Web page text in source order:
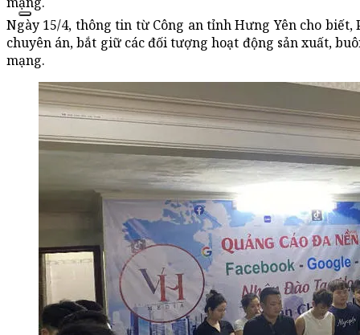
Ngày 15/4, thông tin từ Công an tỉnh Hưng Yên cho
chuyên án, bắt giữ các đối tượng hoạt động sản xuất,
mạng.